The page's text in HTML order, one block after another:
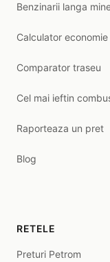
Benzinarii langa
Calculator economie
Comparator traseu
Cel mai ieftin
Raporteaza un pret
Blog
RETELE
Preturi Petrom